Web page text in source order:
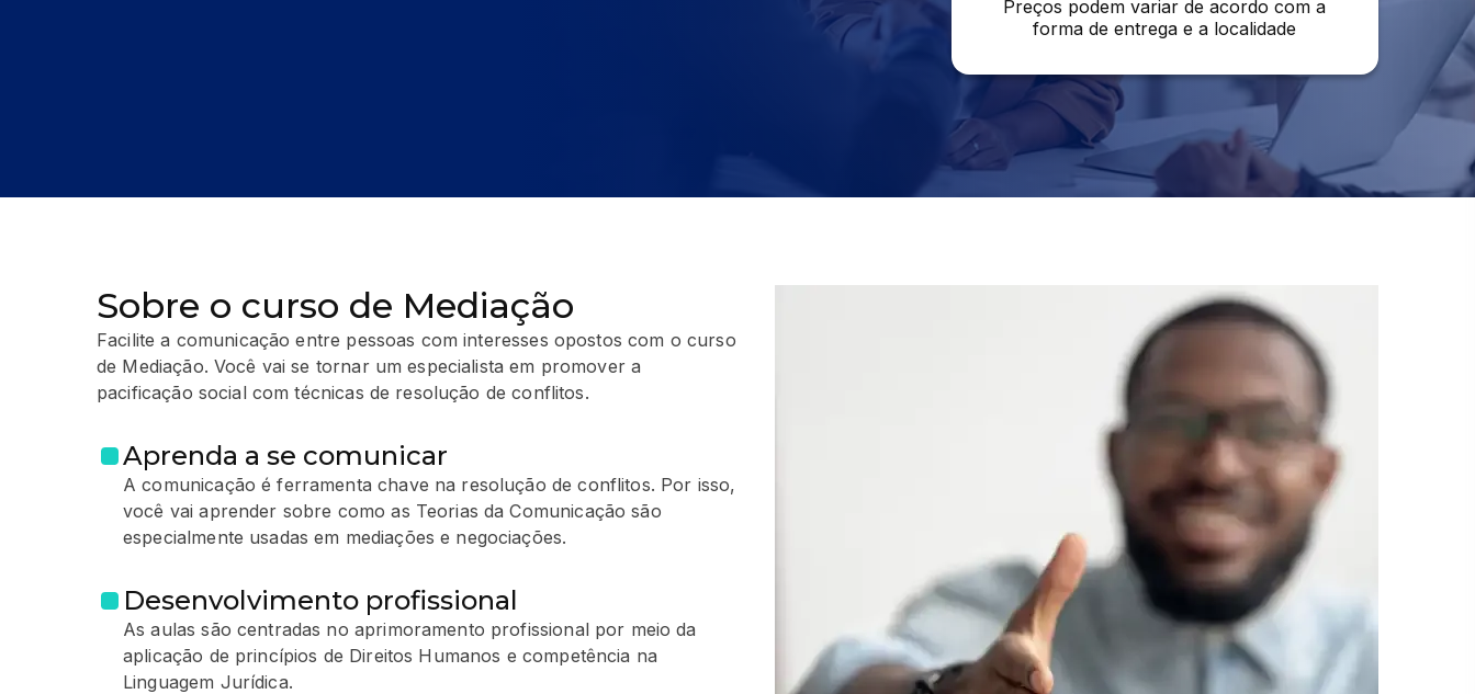
Preços podem variar de acordo com a
forma de entrega e a localidade
Sobre o curso de Mediação
Facilite a comunicação entre pessoas com interesses opostos com o curso
de Mediação. Você vai se tornar um especialista em promover a
pacificação social com técnicas de resolução de conflitos.
Aprenda a se comunicar
A comunicação é ferramenta chave na resolução de conflitos. Por isso,
você vai aprender sobre como as Teorias da Comunicação são
especialmente usadas em mediações e negociações.
Desenvolvimento profissional
As aulas são centradas no aprimoramento profissional por meio da
aplicação de princípios de Direitos Humanos e competência na
Linguagem Jurídica.